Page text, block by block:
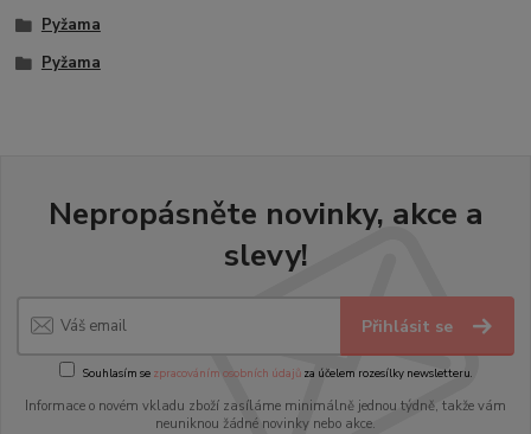
Pyžama
Pyžama
Nepropásněte novinky, akce a
slevy!
Přihlásit se
Souhlasím se zpracováním osobních údajůza účelem rozesílky newsletteru.
Informace o novém vkladu zboží zasíláme minimálně jednou týdně, takže vám
neuniknou žádné novinky nebo akce.